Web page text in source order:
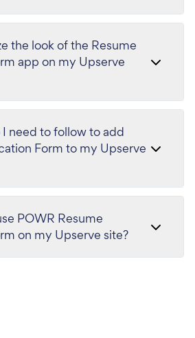
the look of the Resume
app on my Upserve
need to follow to add
Form to my Upserve
POWR Resume
on my Upserve site?